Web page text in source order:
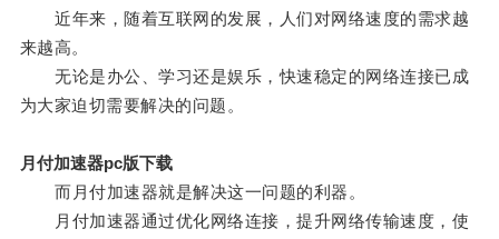
近年来，随着互联网的发展，人们对网络速度的需求越
来越高。
无论是办公、学习还是娱乐，快速稳定的网络连接已成
为大家迫切需要解决的问题。
月付加速器pc版下载
而月付加速器就是解决这一问题的利器。
月付加速器通过优化网络连接，提升网络传输速度，使